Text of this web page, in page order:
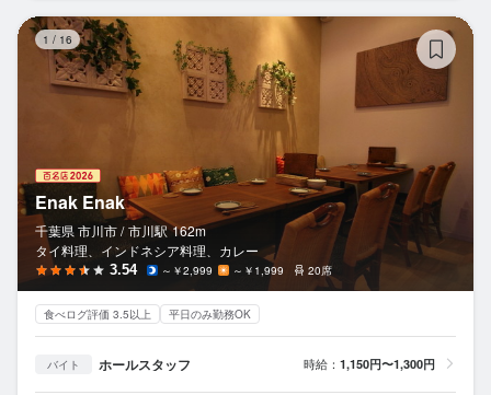
1 / 16
Enak Enak
千葉県 市川市 / 市川駅 162m
タイ料理、インドネシア料理、カレー
3.54 ～￥2,999 ～￥1,999 20席
食べログ評価 3.5以上 平日のみ勤務OK
バイト ホールスタッフ 時給： 1,150円〜1,300円